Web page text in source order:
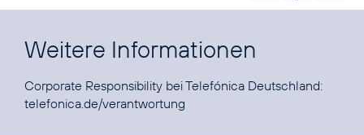
Weitere Informationen
Corporate Responsibility bei Telefónica Deutschland:
telefonica.de/verantwortung